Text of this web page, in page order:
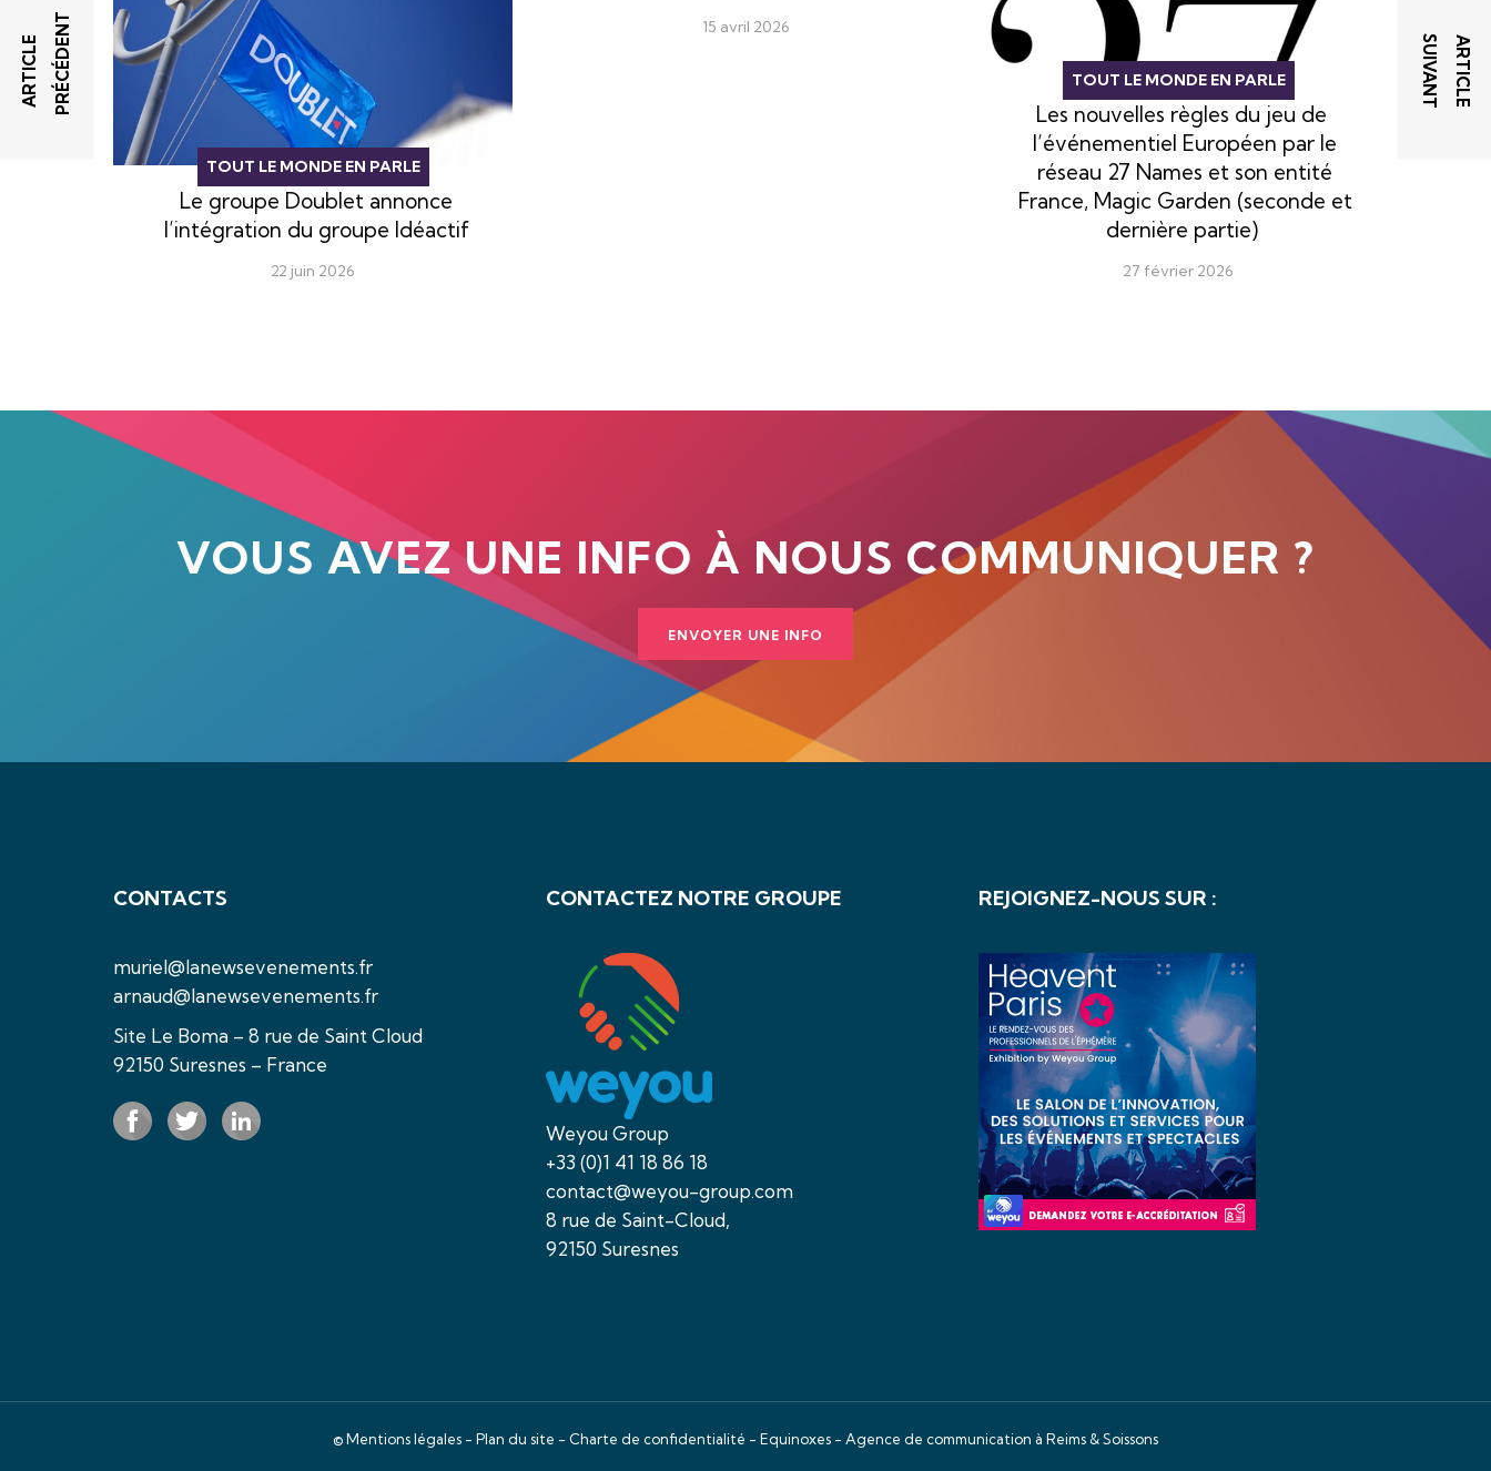
A
R
T
I
C
L
E
P
R
É
C
É
D
E
N T A
R
T
I
C
L
E
S
U
I
V
A
N
T
TOUT LE MONDE EN PARLE
Le groupe Doublet annonce
l’intégration du groupe Idéactif
22 juin 2026
15 avril 2026
TOUT LE MONDE EN PARLE
Les nouvelles règles du jeu de
l’événementiel Européen par le
réseau 27 Names et son entité
France, Magic Garden (seconde et
dernière partie)
27 février 2026
VOUS AVEZ UNE INFO À NOUS COMMUNIQUER ?
ENVOYER UNE INFO
CONTACTS
muriel@lanewsevenements.fr
arnaud@lanewsevenements.fr
Site Le Boma – 8 rue de Saint Cloud
92150 Suresnes – France
CONTACTEZ NOTRE GROUPE
Weyou Group
+33 (0)1 41 18 86 18
contact@weyou-group.com
8 rue de Saint-Cloud,
92150 Suresnes
REJOIGNEZ-NOUS SUR :
©Mentions légales - Plan du site - Charte de confidentialité - Equinoxes - Agence de communication à Reims & Soissons